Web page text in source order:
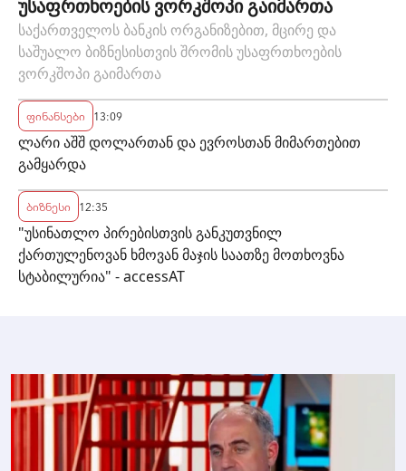
უსაფრთხოების ვორკშოპი გაიმართა
საქართველოს ბანკის ორგანიზებით, მცირე და
საშუალო ბიზნესისთვის შრომის უსაფრთხოების
ვორკშოპი გაიმართა
ფინანსები 13:09
ლარი აშშ დოლართან და ევროსთან მიმართებით
გამყარდა
ბიზნესი 12:35
"უსინათლო პირებისთვის განკუთვნილ
ქართულენოვან ხმოვან მაჯის საათზე მოთხოვნა
სტაბილურია" - accessAT